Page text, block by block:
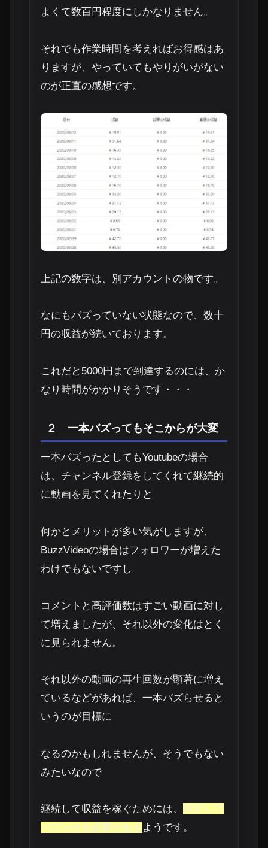
よくて数百円程度にしかなりません。
それでも作業時間を考えればお得感はあ
りますが、やっていてもやりがいがない
のが正直の感想です。
上記の数字は、別アカウントの物です。
なにもバズっていない状態なので、数十
円の収益が続いております。
これだと5000円まで到達するのには、か
なり時間がかかりそうです・・・
２ 一本バズってもそこからが大変
一本バズったとしてもYoutubeの場合
は、チャンネル登録をしてくれて継続的
に動画を見てくれたりと
何かとメリットが多い気がしますが、
BuzzVideoの場合はフォロワーが増えた
わけでもないですし
コメントと高評価数はすごい動画に対し
て増えましたが、それ以外の変化はとく
に見られません。
それ以外の動画の再生回数が顕著に増え
ているなどがあれば、一本バズらせると
いうのが目標に
なるのかもしれませんが、そうでもない
みたいなので
継続して収益を稼ぐためには、 安定して
バズらせる必要がある ようです。